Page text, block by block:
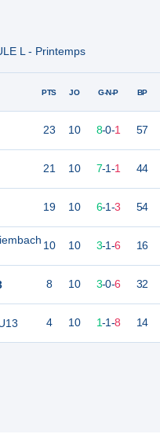
L - Printemps
PTS JO G-N-P BP
23 10 8-0-1 57
21 10 7-1-1 44
19 10 6-1-3 54
10 10 3-1-6 16
8 10 3-0-6 32
4 10 1-1-8 14